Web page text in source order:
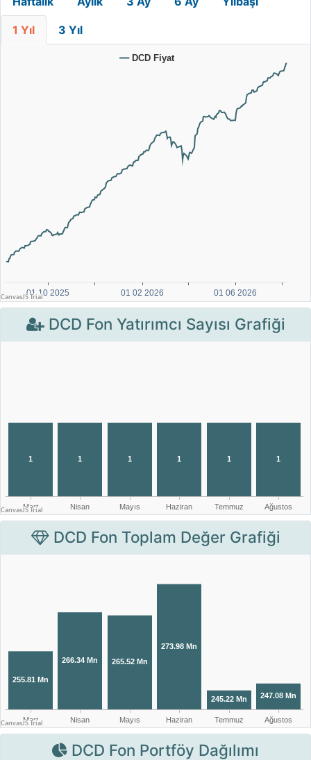
1 Yıl 3 Yıl
DCD Fon Yatırımcı Sayısı Grafiği
DCD Fon Toplam Değer Grafiği
DCD Fon Portföy Dağılımı